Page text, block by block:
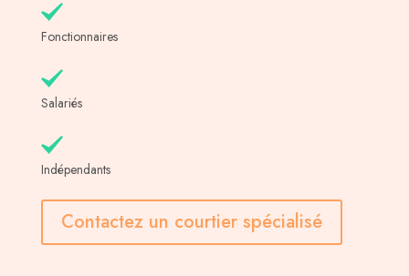
Fonctionnaires
Salariés
Indépendants
Contactez un courtier spécialisé